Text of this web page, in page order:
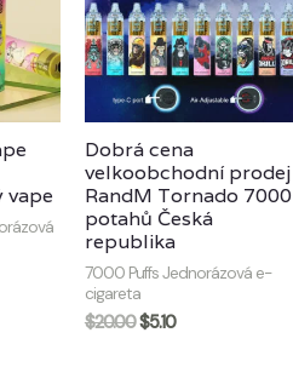
vape
Dobrá cena
velkoobchodní prodej
RandM Tornado 7000
potahů Česká
republika
7000 Puffs Jednorázová e-
cigareta
$20.00$5.10